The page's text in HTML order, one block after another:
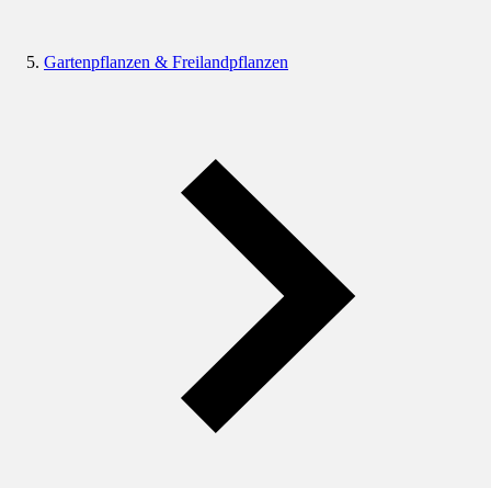
Gartenpflanzen & Freilandpflanzen